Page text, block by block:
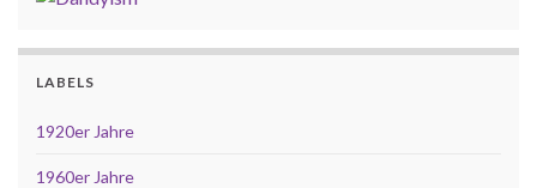
LABELS
1920er Jahre
1960er Jahre